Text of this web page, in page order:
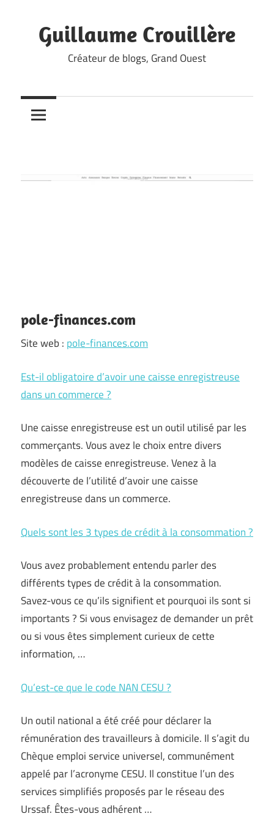
content
Guillaume Crouillère
Créateur de blogs, Grand Ouest
pole-finances.com
Site web : pole-finances.com
Est-il obligatoire d’avoir une caisse enregistreuse
dans un commerce ?
Une caisse enregistreuse est un outil utilisé par les
commerçants. Vous avez le choix entre divers
modèles de caisse enregistreuse. Venez à la
découverte de l’utilité d’avoir une caisse
enregistreuse dans un commerce.
Quels sont les 3 types de crédit à la consommation ?
Vous avez probablement entendu parler des
différents types de crédit à la consommation.
Savez-vous ce qu’ils signifient et pourquoi ils sont si
importants ? Si vous envisagez de demander un prêt
ou si vous êtes simplement curieux de cette
information, …
Qu’est-ce que le code NAN CESU ?
Un outil national a été créé pour déclarer la
rémunération des travailleurs à domicile. Il s’agit du
Chèque emploi service universel, communément
appelé par l’acronyme CESU. Il constitue l’un des
services simplifiés proposés par le réseau des
Urssaf. Êtes-vous adhérent …